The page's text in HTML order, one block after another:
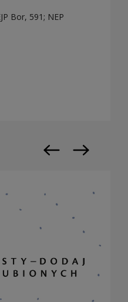
Bor, 591; NEP
new window
Previous slide
Next slide